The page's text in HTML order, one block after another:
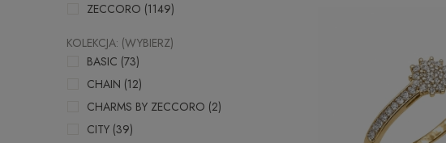
ZECCORO (1149)
KOLEKCJA: (WYBIERZ)
BASIC (73)
CHAIN (12)
CHARMS BY ZECCORO (2)
CITY (39)